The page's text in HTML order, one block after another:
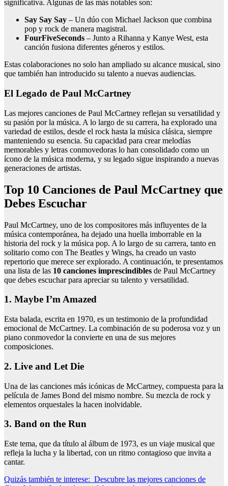
significativa. Algunas de las más notables son:
Say Say Say – Un dúo con Michael Jackson que combina
pop y rock de manera magistral.
FourFiveSeconds – Junto a Rihanna y Kanye West, esta
canción fusiona diferentes géneros y estilos.
Estas colaboraciones no solo han ampliado su alcance musical, sino
que también han introducido su talento a nuevas audiencias.
El Legado de Paul McCartney
Las mejores canciones de Paul McCartney reflejan su versatilidad y
su pasión por la música. A lo largo de su carrera, ha explorado una
variedad de estilos, desde el rock hasta la música clásica, siempre
manteniendo su esencia. Su capacidad para crear melodías
memorables y letras conmovedoras lo han consolidado como un
ícono de la música moderna, y su legado sigue inspirando a nuevas
generaciones de artistas.
Top 10 Canciones de Paul McCartney que
Debes Escuchar
Paul McCartney, uno de los compositores más influyentes de la
música contemporánea, ha dejado una huella imborrable en la
historia del rock y la música pop. A lo largo de su carrera, tanto en
solitario como con The Beatles y Wings, ha creado un vasto
repertorio que merece ser explorado. A continuación, te presentamos
una lista de las 10 canciones imprescindibles de Paul McCartney
que debes escuchar para apreciar su talento y versatilidad.
1. Maybe I’m Amazed
Esta balada, escrita en 1970, es un testimonio de la profundidad
emocional de McCartney. La combinación de su poderosa voz y un
piano conmovedor la convierte en una de sus mejores
composiciones.
2. Live and Let Die
Una de las canciones más icónicas de McCartney, compuesta para la
película de James Bond del mismo nombre. Su mezcla de rock y
elementos orquestales la hacen inolvidable.
3. Band on the Run
Este tema, que da título al álbum de 1973, es un viaje musical que
refleja la lucha y la libertad, con un ritmo contagioso que invita a
cantar.
Quizás también te interese: Descubre las mejores canciones de